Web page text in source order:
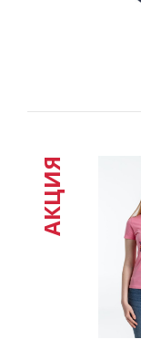
АКЦИЯ